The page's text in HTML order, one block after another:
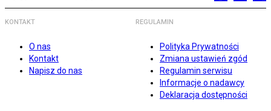
KONTAKT
O nas
Kontakt
Napisz do nas
REGULAMIN
Polityka Prywatności
Zmiana ustawień zgód
Regulamin serwisu
Informacje o nadawcy
Deklaracja dostępności